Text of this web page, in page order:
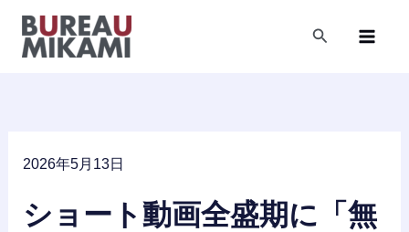
検
2026年5月13日
ショート動画全盛期に「無